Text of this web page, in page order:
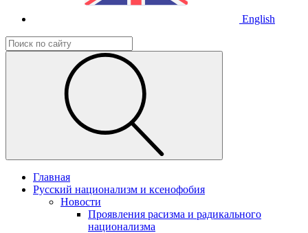
English
Главная
Русский национализм и ксенофобия
Новости
Проявления расизма и радикального
национализма